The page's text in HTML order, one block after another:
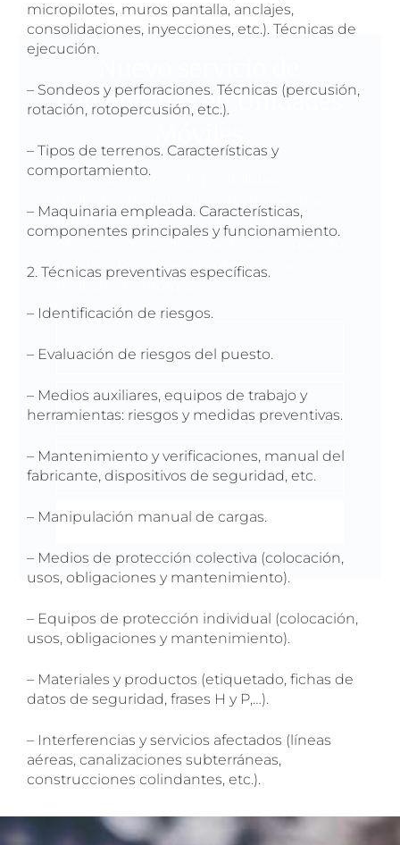
micropilotes, muros pantalla, anclajes,
consolidaciones, inyecciones, etc.). Técnicas de
ejecución.
– Sondeos y perforaciones. Técnicas (percusión,
rotación, rotopercusión, etc.).
– Tipos de terrenos. Características y
comportamiento.
– Maquinaria empleada. Características,
componentes principales y funcionamiento.
2. Técnicas preventivas específicas.
– Identificación de riesgos.
– Evaluación de riesgos del puesto.
– Medios auxiliares, equipos de trabajo y
herramientas: riesgos y medidas preventivas.
– Mantenimiento y verificaciones, manual del
fabricante, dispositivos de seguridad, etc.
– Manipulación manual de cargas.
– Medios de protección colectiva (colocación,
usos, obligaciones y mantenimiento).
– Equipos de protección individual (colocación,
usos, obligaciones y mantenimiento).
– Materiales y productos (etiquetado, fichas de
datos de seguridad, frases H y P,…).
– Interferencias y servicios afectados (líneas
aéreas, canalizaciones subterráneas,
construcciones colindantes, etc.).
Radiografías en Unidades
En Euca tenemos la posibilidad de
unidades de reconocimiento médico y
en nuestros servicios de reconocimiento
médico. Póngase en contacto para
SOLICITA INFORMACIÓN